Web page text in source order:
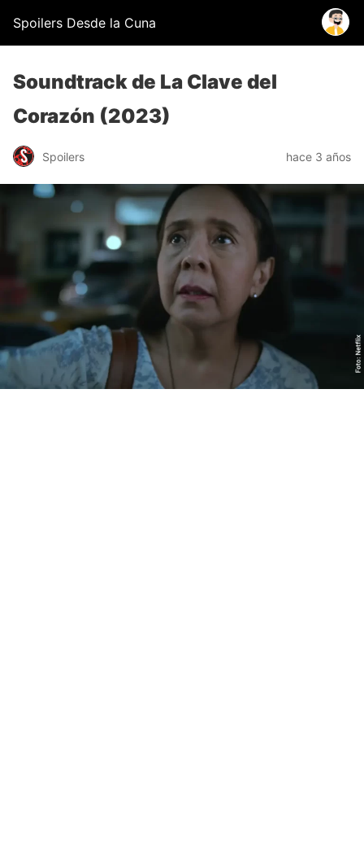
Spoilers Desde la Cuna
Soundtrack de La Clave del
Corazón (2023)
Spoilers hace 3 años